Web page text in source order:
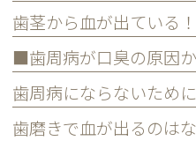
歯茎から血が出ている
歯周病にならないために
歯磨きで血が出るのは